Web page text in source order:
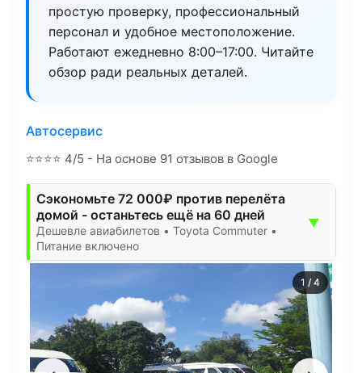
простую проверку, профессиональный
персонал и удобное местоположение.
Работают ежедневно 8:00–17:00. Читайте
обзор ради реальных деталей.
Автосервис
⭐⭐⭐⭐ 4/5 - На основе 91 отзывов в Google
Сэкономьте 72 000₽ против перелёта
домой - останьтесь ещё на 60 дней
Дешевле авиабилетов • Toyota Commuter •
Питание включено
▼
1 / 4